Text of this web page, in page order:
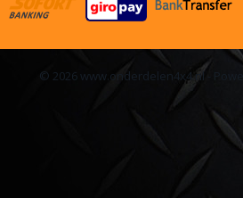
© 2026 www.onderdelen4x4.nl -